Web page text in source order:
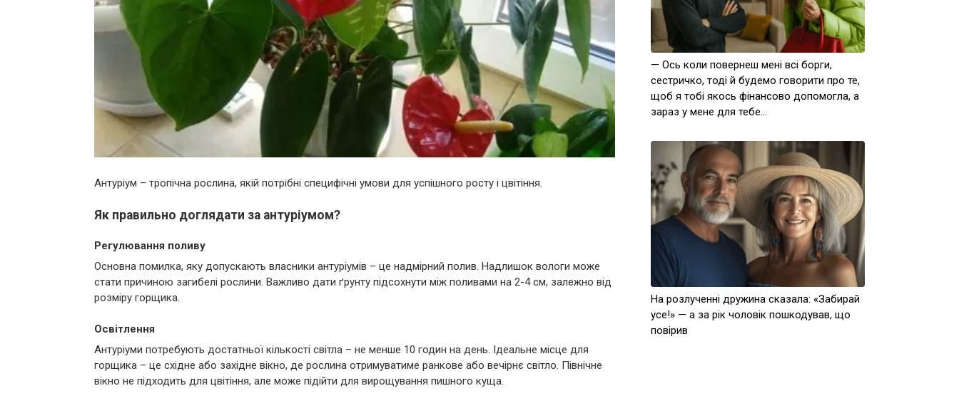
Антуріум – тропічна рослина, якій потрібні специфічні умови для успішного росту і цвітіння.
Як правильно доглядати за антуріумом?
Регулювання поливу
Основна помилка, яку допускають власники антуріумів – це надмірний полив. Надлишок вологи може
стати причиною загибелі рослини. Важливо дати ґрунту підсохнути між поливами на 2-4 см, залежно від
розміру горщика.
Освітлення
Антуріуми потребують достатньої кількості світла – не менше 10 годин на день. Ідеальне місце для
горщика – це східне або західне вікно, де рослина отримуватиме ранкове або вечірнє світло. Північне
вікно не підходить для цвітіння, але може підійти для вирощування пишного куща.
— Ось коли повернеш мені всі борги,
сестричко, тоді й будемо говорити про те,
щоб я тобі якось фінансово допомогла, а
зараз у мене для тебе…
На розлученні дружина сказала: «Забирай
усе!» — а за рік чоловік пошкодував, що
повірив